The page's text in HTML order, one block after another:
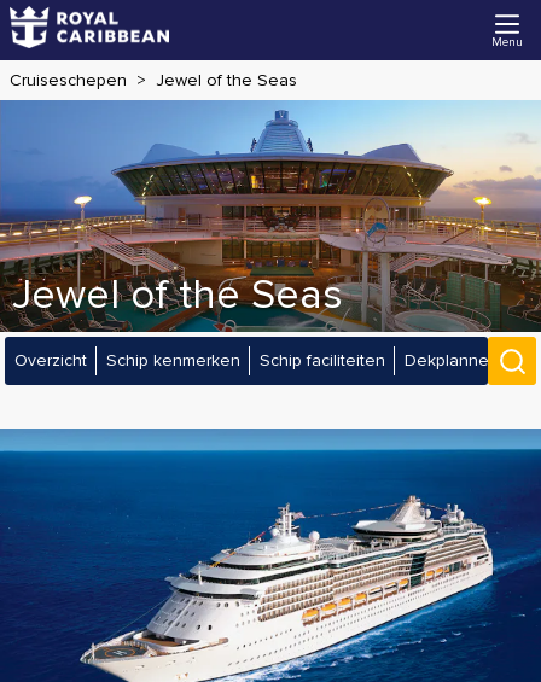
Menu
Cruiseschepen Jewel of the Seas
Jewel of the Seas
Overzicht Schip kenmerken Schip faciliteiten Dekplannen